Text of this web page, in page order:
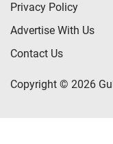
Privacy Policy
Advertise With Us
Contact Us
Copyright © 2026